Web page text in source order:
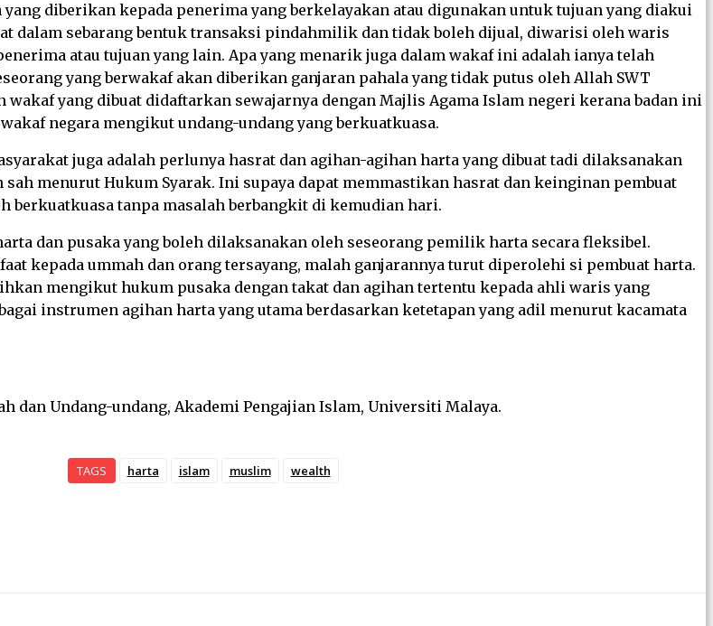
diberikan kepada penerima yang berkelayakan atau digunakan untuk tujuan yang diakui
dalam sebarang bentuk transaksi pindahmilik dan tidak boleh dijual, diwarisi oleh waris
atau tujuan yang lain. Apa yang menarik juga dalam wakaf ini adalah ianya telah
yang berwakaf akan diberikan ganjaran pahala yang tidak putus oleh Allah SWT
yang dibuat didaftarkan sewajarnya dengan Majlis Agama Islam negeri kerana badan ini
negara mengikut undang-undang yang berkuatkuasa.
juga adalah perlunya hasrat dan agihan-agihan harta yang dibuat tadi dilaksanakan
menurut Hukum Syarak. Ini supaya dapat memmastikan hasrat dan keinginan pembuat
berkuatkuasa tanpa masalah berbangkit di kemudian hari.
dan pusaka yang boleh dilaksanakan oleh seseorang pemilik harta secara fleksibel.
kepada ummah dan orang tersayang, malah ganjarannya turut diperolehi si pembuat harta.
mengikut hukum pusaka dengan takat dan agihan tertentu kepada ahli waris yang
instrumen agihan harta yang utama berdasarkan ketetapan yang adil menurut kacamata
dan Undang-undang, Akademi Pengajian Islam, Universiti Malaya.
TAGS harta islam muslim wealth